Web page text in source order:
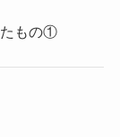
たもの①